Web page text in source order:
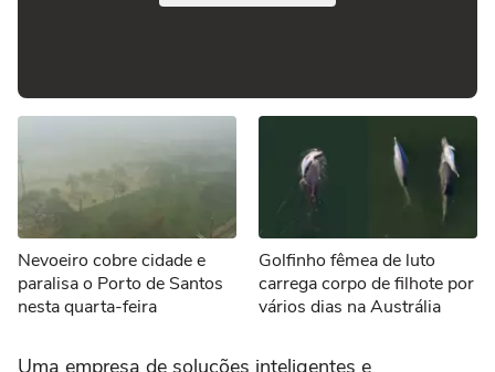
Nevoeiro cobre cidade e
paralisa o Porto de Santos
nesta quarta-feira
Golfinho fêmea de luto
carrega corpo de filhote por
vários dias na Austrália
Uma empresa de soluções inteligentes e